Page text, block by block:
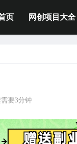
页 网创项目大全
要3分钟